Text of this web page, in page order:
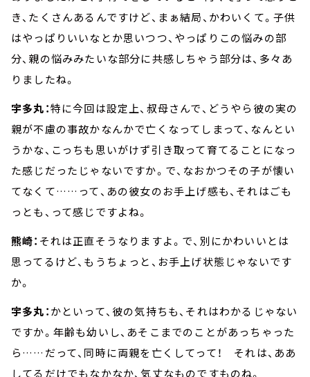
き、たくさんあるんですけど、まぁ結局、かわいくて。子供
はやっぱりいいなとか思いつつ、やっぱりこの悩みの部
分、親の悩みみたいな部分に共感しちゃう部分は、多々あ
りましたね。
宇多丸：特に今回は設定上、叔母さんで、どうやら彼の実の
親が不慮の事故かなんかで亡くなってしまって、なんとい
うかな、こっちも思いがけず引き取って育てることになっ
た感じだったじゃないですか。で、なおかつその子が懐い
てなくて……って、あの彼女のお手上げ感も、それはごも
っとも、って感じですよね。
熊崎： それは正直そうなりますよ。で、別にかわいいとは
思ってるけど、もうちょっと、お手上げ状態じゃないです
か。
宇多丸：かといって、彼の気持ちも、それはわかるじゃない
ですか。年齢も幼いし、あそこまでのことがあっちゃった
ら……だって、同時に両親を亡くしてって！ それは、ああ
してるだけでもなかなか、気丈なものですものね。